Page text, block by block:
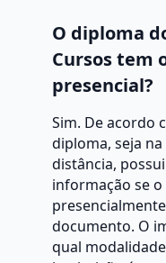
O diploma
Cursos tem
presencial?
Sim. De acordo
diploma, seja
distância,
informação se
documento. O
qual